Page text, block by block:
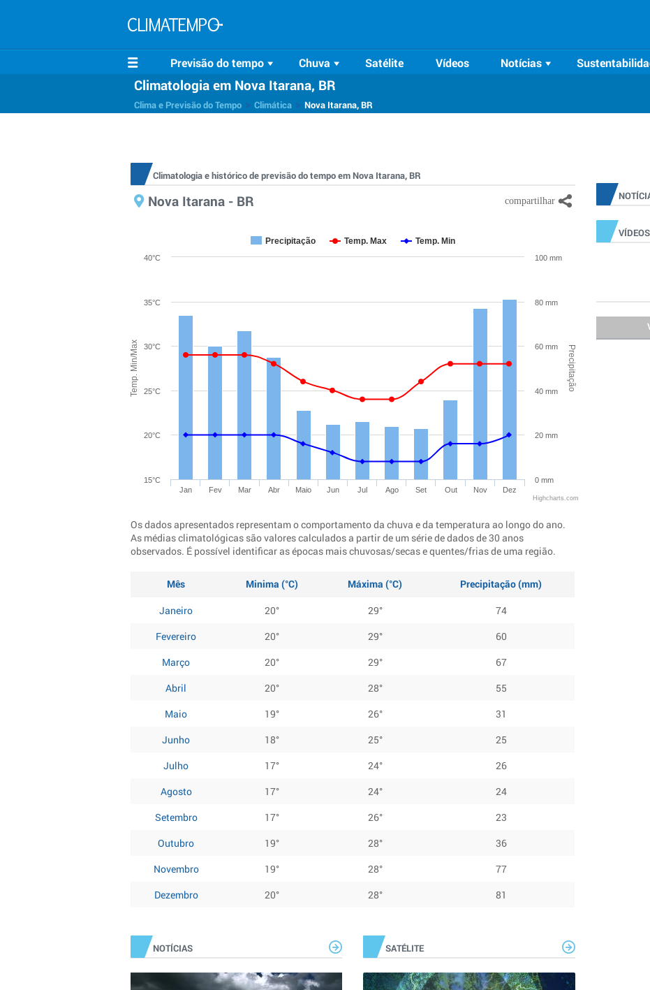
Previsão do tempo Chuva Satélite Vídeos Notícias
Climatologia em Nova Itarana, BR
Clima e Previsão do Tempo Climática Nova Itarana, BR
Climatologia e histórico de previsão do tempo em Nova Itarana, BR
Nova Itarana - BR
Temp. Min/Max Precipitação
Precipitação Temp. Max Temp. Min
Jan Fev Mar Abr Maio Jun Jul Ago Set Out Nov Dez
15°C
20°C
25°C
30°C
35°C
40°C
0 mm
20 mm
40 mm
60 mm
80 mm
100 mm
Highcharts.com
Os dados apresentados representam o comportamento da chuva e da temperatura ao longo do ano.
As médias climatológicas são valores calculados a partir de um série de dados de 30 anos
observados. É possível identificar as épocas mais chuvosas/secas e quentes/frias de uma região.
Mês Minima (°C) Máxima (°C)
Precipitação (mm)
Janeiro
20° 29°
74
Fevereiro
20° 29°
60
Março
20° 29°
67
Abril
20° 28°
55
Maio
19° 26°
31
Junho
18° 25°
25
Julho
17° 24°
26
Agosto
17° 24°
24
Setembro
17° 26°
23
Outubro
19° 28°
36
Novembro
19° 28°
77
Dezembro
20° 28° 81
VÍDEOS
NOTÍCIAS SATÉLITE